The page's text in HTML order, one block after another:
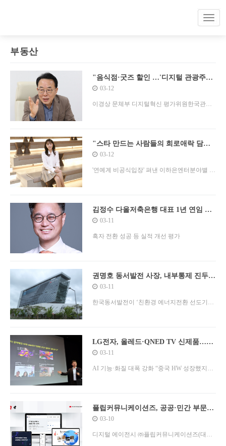
부동산
"음식점·굿즈 할인 …'디지털 관광주민
증' 외국인에 확대"
03-12
이경상 문체부 디지털혁신 평가위원한국관광
"스타 만드는 사람들의 희로애락 담았
죠"03-12
'연예계 비공식입장' 펴낸 이하은엔터분야별 베
의 탄생 비화 펼쳐져"버티는 힘이 살아남는 제
1 덕목"그들의 열정·애환 생생히 담아
김정수 다올저축은행 대표 1년 연임 유
력…“지속가능한 발전 견인”
03-11
흑자 전환 성공 등 실적 개선 평가
권명호 동서발전 사장, 내부통제 진두지
휘…“선제적 위험관리 차원”
03-11
한국동서발전이 ‘친환경 에너지전환 선도기업
동서발전은 11일 울산 중구 본사에서 경영진을
대상으로 2025년 제1차 내부통제위원회를 개
최했다고 밝혔다. 위원회는 이날 경영목표 달
LG전자, 올레드·QNED TV 신제품…프
리미엄 시장 1위 노린다
03-11
AI 기능·화질 대폭 강화 “중국 HW 성장했지만
플립커뮤니케이션즈, 공공·민간 부문
디지털 혁신 성과 두루 인정받아
03-10
디지털 에이전시 ㈜플립커뮤니케이션즈(대표